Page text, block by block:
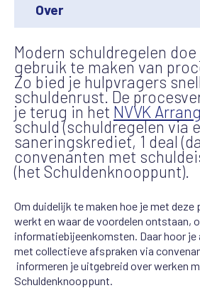
Over
Modern schuldregelen
gebruik te maken van
Zo bied je hulpvragers
schuldenrust. De
je terug in het NVVK
schuld (schuldregelen via
saneringskrediet, 1 deal
convenanten met
(het Schuldenknooppunt).
Om duidelijk te maken hoe je met deze
werkt en waar de voordelen ontstaan,
informatiebijeenkomsten. Daar hoor je
met collectieve afspraken via
informeren je uitgebreid over werken
Schuldenknooppunt.